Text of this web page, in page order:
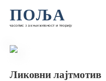
ПОЉА
часопис за књижевност и теорију
Ликовни лајтмотив